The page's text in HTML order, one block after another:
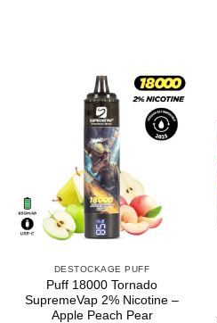
DESTOCKAGE PUFF
Puff 18000 Tornado
SupremeVap 2% Nicotine –
Apple Peach Pear